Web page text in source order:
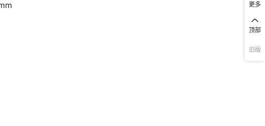
更多
顶部
旧版